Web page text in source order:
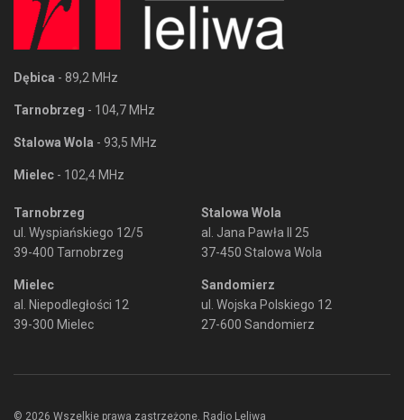
Dębica - 89,2 MHz
Tarnobrzeg - 104,7 MHz
Stalowa Wola - 93,5 MHz
Mielec - 102,4 MHz
Tarnobrzeg
ul. Wyspiańskiego 12/5
39-400 Tarnobrzeg
Mielec
al. Niepodległości 12
39-300 Mielec
Stalowa Wola
al. Jana Pawła II 25
37-450 Stalowa Wola
Sandomierz
ul. Wojska Polskiego 12
27-600 Sandomierz
© 2026 Wszelkie prawa zastrzeżone. Radio Leliwa